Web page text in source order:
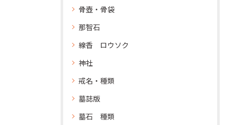
骨壺・骨袋
那智石
線香 ロウソク
神社
戒名・種類
墓誌版
墓石 種類